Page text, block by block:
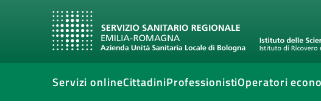
Servizi onlineCittadiniProfessionistiOperatori